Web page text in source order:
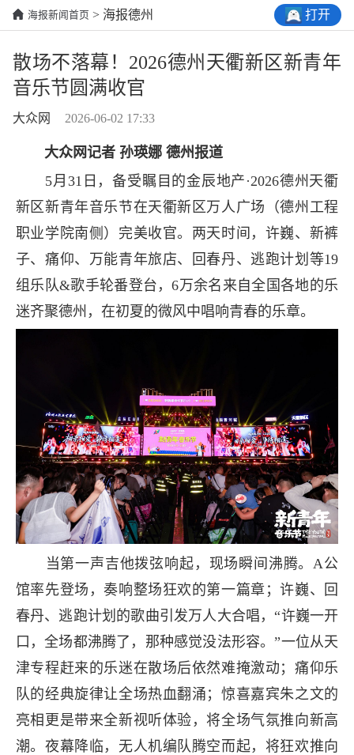
海报新闻首页 > 海报德州 打开
散场不落幕！2026德州天衢新区新青年
音乐节圆满收官
大众网 2026-06-02 17:33
大众网记者 孙瑛娜 德州报道
5月31日，备受瞩目的金辰地产·2026德州天衢
新区新青年音乐节在天衢新区万人广场（德州工程
职业学院南侧）完美收官。两天时间，许巍、新裤
子、痛仰、万能青年旅店、回春丹、逃跑计划等19
组乐队&歌手轮番登台，6万余名来自全国各地的乐
迷齐聚德州，在初夏的微风中唱响青春的乐章。
当第一声吉他拨弦响起，现场瞬间沸腾。A公
馆率先登场，奏响整场狂欢的第一篇章；许巍、回
春丹、逃跑计划的歌曲引发万人大合唱，“许巍一开
口，全场都沸腾了，那种感觉没法形容。”一位从天
津专程赶来的乐迷在散场后依然难掩激动；痛仰乐
队的经典旋律让全场热血翻涌；惊喜嘉宾朱之文的
亮相更是带来全新视听体验，将全场气氛推向新高
潮。夜幕降临，无人机编队腾空而起，将狂欢推向